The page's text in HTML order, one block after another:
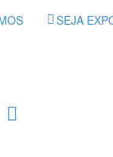
SEJA